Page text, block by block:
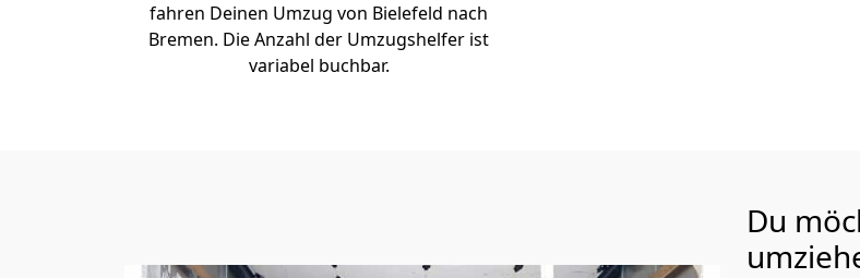
fahren Deinen Umzug von Bielefeld nach
Bremen. Die Anzahl der Umzugshelfer ist
variabel buchbar.
Du